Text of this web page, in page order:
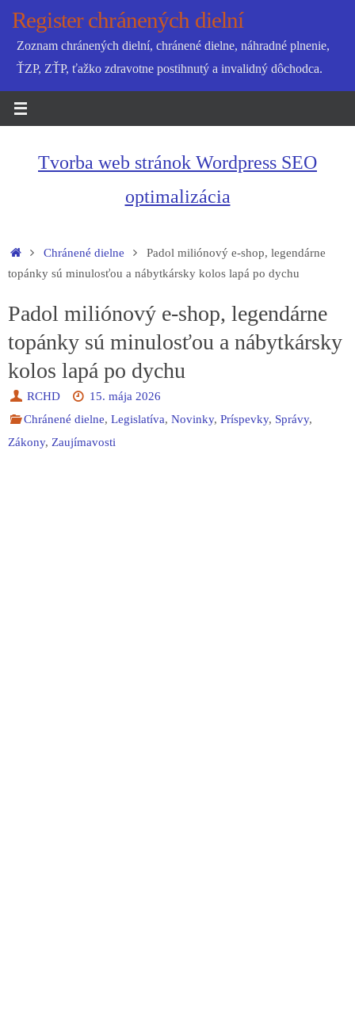
SkipRegister chránených dielní
Zoznam chránených dielní, chránené dielne, náhradné plnenie,
ŤZP, ZŤP, ťažko zdravotne postihnutý a invalidný dôchodca.
Tvorba web stránok Wordpress SEO
optimalizácia
HomeChránené dielne
Padol miliónový e-shop, legendárne
topánky sú minulosťou a nábytkársky kolos lapá po dychu
Padol miliónový e-shop, legendárne
topánky sú minulosťou a nábytkársky
kolos lapá po dychu
RCHD
15. mája 2026
Chránené dielne,Legislatíva,Novinky,Príspevky, Správy,
Zákony, Zaujímavosti